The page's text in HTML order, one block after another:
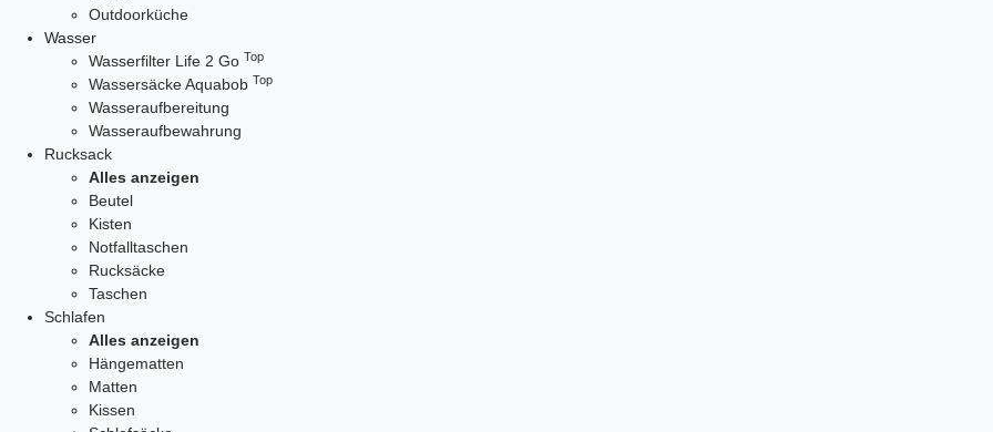
Outdoorküche
Wasser
Wasserfilter Life 2 Go Top
Wassersäcke Aquabob Top
Wasseraufbereitung
Wasseraufbewahrung
Rucksack
Alles anzeigen
Beutel
Kisten
Notfalltaschen
Rucksäcke
Taschen
Schlafen
Alles anzeigen
Hängematten
Matten
Kissen